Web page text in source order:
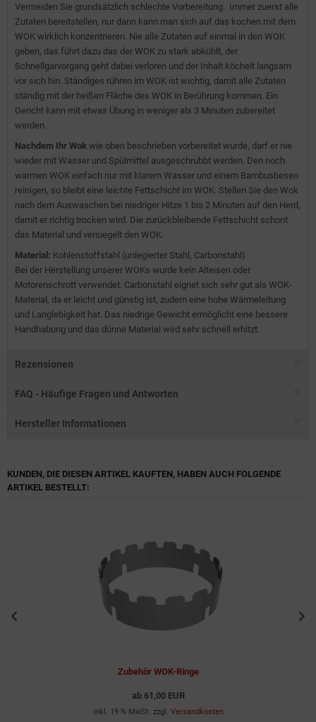
Vermeiden Sie grundsätzlich schlechte Vorbereitung. Immer zuerst alle
Zutaten bereitstellen, nur dann kann man sich auf das kochen mit dem
WOK wirklich konzentrieren. Nie alle Zutaten auf einmal in den WOK
geben, das führt dazu das der WOK zu stark abkühlt, der
Schnellgarvorgang geht dabei verloren und der Inhalt köchelt langsam
vor sich hin. Ständiges rühren im WOK ist wichtig, damit alle Zutaten
ständig mit der heißen Fläche des WOK in Berührung kommen. Ein
Gericht kann mit etwas Übung in weniger als 3 Minuten zubereitet
werden.
Nachdem Ihr Wok wie oben beschrieben vorbereitet wurde, darf er nie
wieder mit Wasser und Spülmittel ausgeschrubbt werden. Den noch
warmen WOK einfach nur mit klarem Wasser und einem Bambusbesen
reinigen, so bleibt eine leichte Fettschicht im WOK. Stellen Sie den Wok
nach dem Auswaschen bei niedriger Hitze 1 bis 2 Minuten auf den Herd,
damit er richtig trocken wird. Die zurückbleibende Fettschicht schont
das Material und versiegelt den WOK.
Material: Kohlenstoffstahl (unlegierter Stahl, Carbonstahl)
Bei der Herstellung unserer WOKs wurde kein Alteisen oder
Motorenschrott verwendet. Carbonstahl eignet sich sehr gut als WOK-
Material, da er leicht und günstig ist, zudem eine hohe Wärmeleitung
und Langlebigkeit hat. Das niedrige Gewicht ermöglicht eine bessere
Handhabung und das dünne Material wird sehr schnell erhitzt.
Rezensionen
FAQ - Häufige Fragen und Antworten
Hersteller Informationen
KUNDEN, DIE DIESEN ARTIKEL KAUFTEN, HABEN AUCH FOLGENDE
ARTIKEL BESTELLT:
Zubehör WOK-Ringe
ab 61,00 EUR
inkl. 19 % MwSt. zzgl. Versandkosten